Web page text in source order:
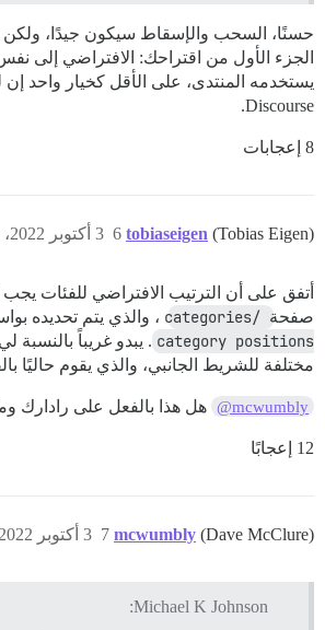
حسنًا، السحب والإسقاط سيكون جيدًا، ولكن
الجزء الأول من اقتراحك: الافتراضي إلى
يستخدمه المنتدى، على الأقل كخيار واحد إن
Discourse.
8 إعجابات
tobiaseigen (Tobias Eigen) 3 أكتوبر 2022، 2:33م 6
أتفق على أن الترتيب الافتراضي للفئات
صفحة /categories ، والذي يتم تحديده
category positions . يبدو غريباً بالنسبة
مختلفة للشريط الجانبي، والذي يقوم حاليًا
@mcwumbly هل هذا بالفعل على رادارك
12 إعجابًا
mcwumbly (Dave McClure) 3 أكتوبر 2022، 7:03م 7
Michael K Johnson: